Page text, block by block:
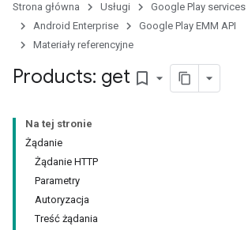
Strona główna Usługi
Google Play services
Android Enterprise
Google Play EMM API
Materiały referencyjne
Products: get bookmark_border
Na tej stronie
Żądanie
Żądanie HTTP
Parametry
Autoryzacja
Treść żądania